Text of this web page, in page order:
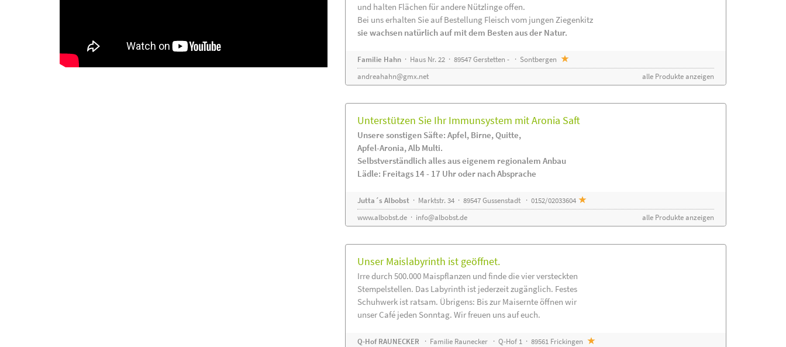
und halten Flächen für andere Nützlinge offen.
Bei uns erhalten Sie auf Bestellung Fleisch vom jungen Ziegenkitz
sie wachsen natürlich auf mit dem Besten aus der Natur.
Familie Hahn· Haus Nr. 22 · 89547 Gerstetten - · Sontbergen
andreahahn@gmx.net
alle Produkte anzeigen
Unterstützen Sie Ihr Immunsystem mit Aronia Saft
Unsere sonstigen Säfte: Apfel, Birne, Quitte,
Apfel-Aronia, Alb Multi.
Selbstverständlich alles aus eigenem regionalem Anbau
Lädle: Freitags 14 - 17 Uhr oder nach Absprache
Jutta´s Albobst· Marktstr. 34 · 89547 Gussenstadt · 0152/02033604
www.albobst.de· info@albobst.de alle Produkte anzeigen
Unser Maislabyrinth ist geöffnet.
Irre durch 500.000 Maispflanzen und finde die vier versteckten
Stempelstellen. Das Labyrinth ist jederzeit zugänglich. Festes
Schuhwerk ist ratsam. Übrigens: Bis zur Maisernte öffnen wir
unser Café jeden Sonntag. Wir freuen uns auf euch.
Q-Hof RAUNECKER
· Familie Raunecker · Q-Hof 1 · 89561 Frickingen